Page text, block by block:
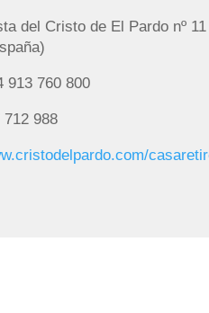
del Cristo de El Pardo nº 11
913 760 800
712 988